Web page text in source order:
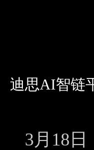
迪思AI智链
3月18